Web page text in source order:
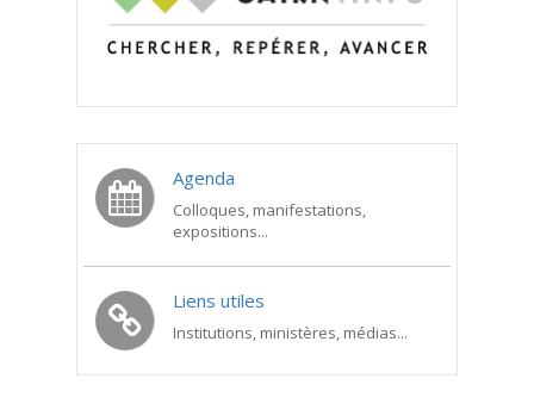
Agenda
Colloques, manifestations,
expositions...
Liens utiles
Institutions, ministères, médias...